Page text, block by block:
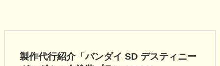
製作代行紹介「バンダイ SD デスティニー